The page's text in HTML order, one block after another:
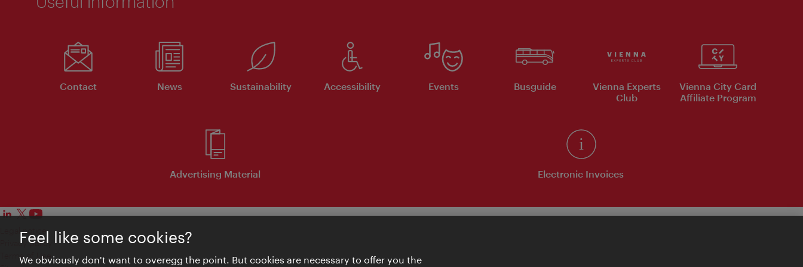
Contact News Sustainability Accessibility Events Busguide
Vienna Experts
Club
Vienna City Card
Affiliate Program
Advertising Material Electronic Invoices
Legal notice
Privacy policy
Terms of Use
Feel like some cookies?
We obviously don't want to overegg the point. But cookies are necessary to offer you the